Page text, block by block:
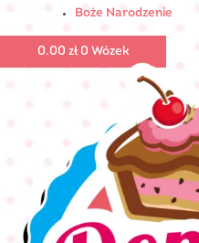
Boże Narodzenie
0.00 zł 0 Wózek